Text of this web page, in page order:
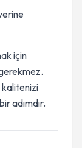
için
adımdır.